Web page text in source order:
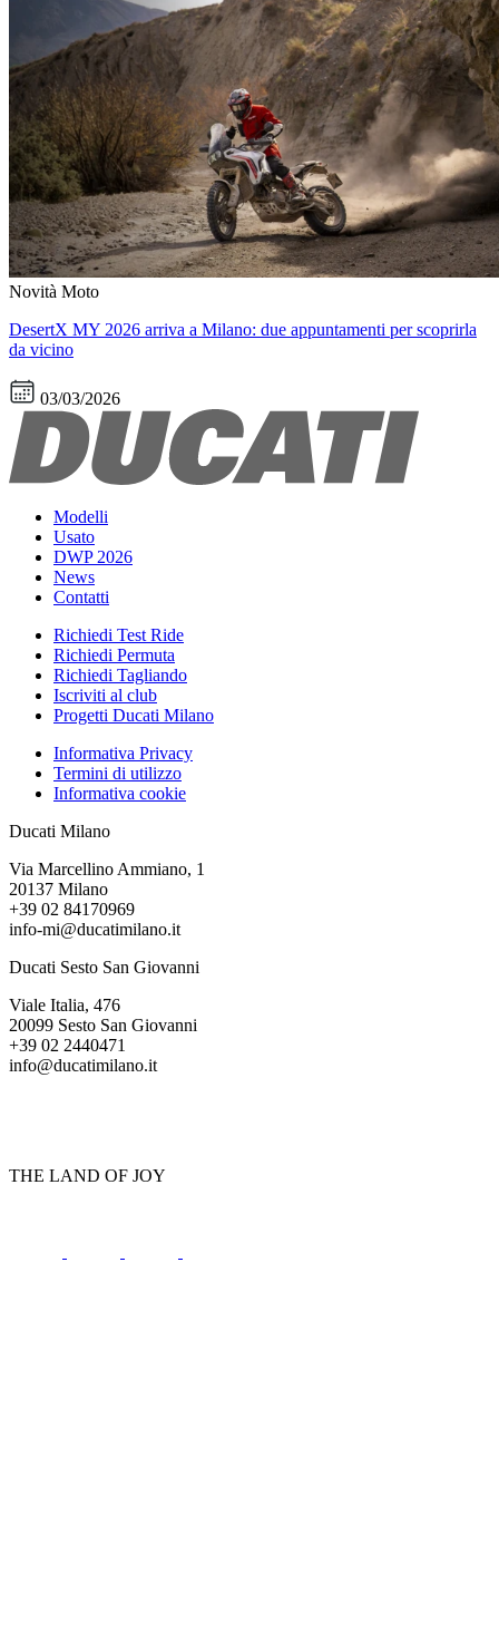
Novità Moto
DesertX MY 2026 arriva a Milano: due appuntamenti per scoprirla
da vicino
03/03/2026
Modelli
Usato
DWP 2026
News
Contatti
Richiedi Test Ride
Richiedi Permuta
Richiedi Tagliando
Iscriviti al club
Progetti Ducati Milano
Informativa Privacy
Termini di utilizzo
Informativa cookie
Ducati Milano
Via Marcellino Ammiano, 1
20137 Milano
+39 02 84170969
info-mi@ducatimilano.it
Ducati Sesto San Giovanni
Viale Italia, 476
20099 Sesto San Giovanni
+39 02 2440471
info@ducatimilano.it
THE LAND OF JOY